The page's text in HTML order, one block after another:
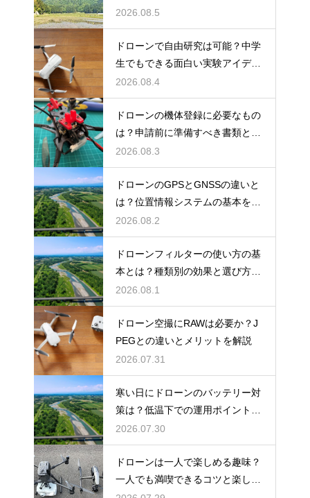
ント
2026.08.5
ドローンで自由研究は可能？中学
生でもできる面白い実験アイデア
を紹介
2026.08.4
ドローンの機体登録に必要なもの
は？申請前に準備すべき書類と情
報
2026.08.3
ドローンのGPSとGNSSの違いと
は？位置情報システムの基本を解
説
2026.08.2
ドローンフィルターの使い方の基
本とは？種類別の効果と選び方を
解説
2026.08.1
ドローン空撮にRAWは必要か？J
PEGとの違いとメリットを解説
2026.07.31
寒い日にドローンのバッテリー対
策は？低温下での運用ポイントと
注意点
2026.07.30
ドローンは一人で楽しめる趣味？
一人でも満喫できるコツと楽しみ